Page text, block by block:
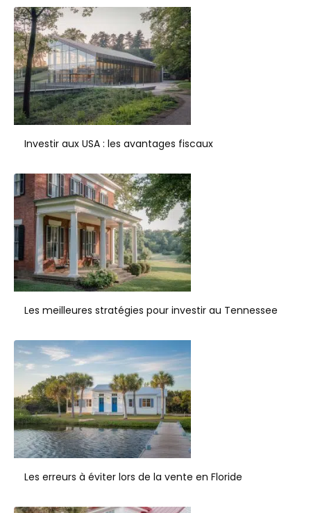
Investir aux USA : les avantages fiscaux
Les meilleures stratégies pour investir au Tennessee
Les erreurs à éviter lors de la vente en Floride